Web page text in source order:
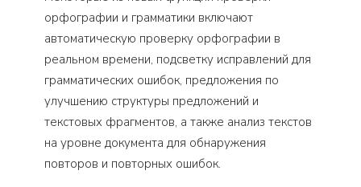
орфографии и грамматики включают
автоматическую проверку орфографии в
реальном времени, подсветку исправлений для
грамматических ошибок, предложения по
улучшению структуры предложений и
текстовых фрагментов, а также анализ текстов
на уровне документа для обнаружения
повторов и повторных ошибок.